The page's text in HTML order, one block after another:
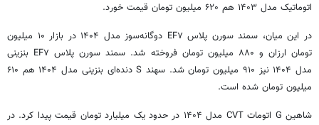
اتوماتیک مدل ۱۴۰۳ هم ۶۲۰ میلیون تومان قیمت خورد.
در این میان، سمند سورن پلاس EF۷ دوگانه‌سوز مدل ۱۴۰۴ در بازار ۱۰ میلیون
تومان ارزان و ۸۸۰ میلیون تومان فروخته شد. سمند سورن پلاس EF۷ بنزینی
مدل ۱۴۰۴ نیز ۹۱۰ میلیون تومان شد. سهند S دنده‌ای بنزینی مدل ۱۴۰۴ هم ۶۱۰
میلیون تومان شده است.
شاهین G اتومات CVT مدل ۱۴۰۴ در حدود یک میلیارد تومان قیمت پیدا کرد. در